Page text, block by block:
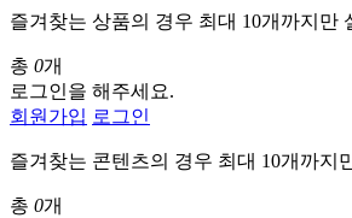
즐겨찾는 상품의 경우 최대 10개까지만
총 0개
로그인을 해주세요.
회원가입 로그인
즐겨찾는 콘텐츠의 경우 최대 10개까지
총 0개